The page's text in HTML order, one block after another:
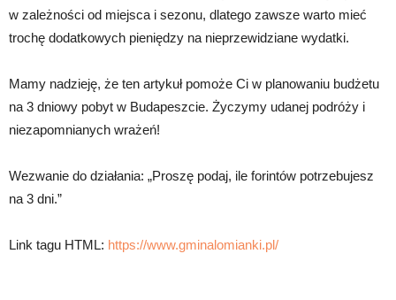
w zależności od miejsca i sezonu, dlatego zawsze warto mieć
trochę dodatkowych pieniędzy na nieprzewidziane wydatki.
Mamy nadzieję, że ten artykuł pomoże Ci w planowaniu budżetu
na 3 dniowy pobyt w Budapeszcie. Życzymy udanej podróży i
niezapomnianych wrażeń!
Wezwanie do działania: „Proszę podaj, ile forintów potrzebujesz
na 3 dni.”
Link tagu HTML: https://www.gminalomianki.pl/